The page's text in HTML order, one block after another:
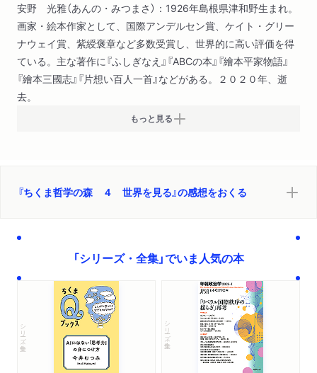
安野 光雅（あんの・みつまさ）：1926年島根県津和野生まれ。
画家・絵本作家として、国際アンデルセン賞、ケイト・グリー
ナウェイ賞、紫綬褒章など多数受賞し、世界的に高い評価を得
ている。主な著作に『ふしぎなえ』『ABCの本』『繪本平家物語』
『繪本三國志』『片想い百人一首』などがある。２０２０年、逝
去。
もっと見る
『ちくま哲学の森 ４ 世界を見る』の感想をおくる
「シリーズ・全集」でいま人気の本
シリーズ・全集 シリーズ・全集